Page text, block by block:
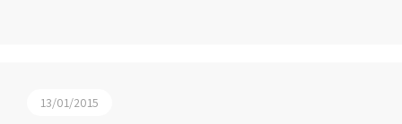
13/01/2015